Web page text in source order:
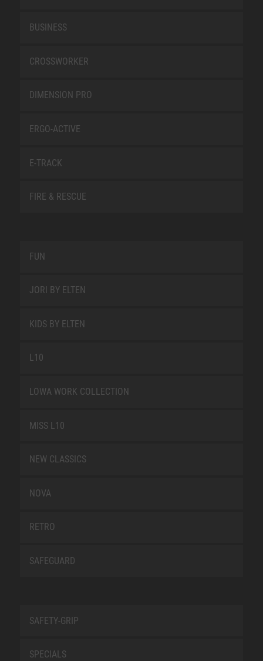
BUSINESS
CROSSWORKER
DIMENSION PRO
ERGO-ACTIVE
E-TRACK
FIRE & RESCUE
FUN
JORI BY ELTEN
KIDS BY ELTEN
L10
LOWA WORK COLLECTION
MISS L10
NEW CLASSICS
NOVA
RETRO
SAFEGUARD
SAFETY-GRIP
SPECIALS